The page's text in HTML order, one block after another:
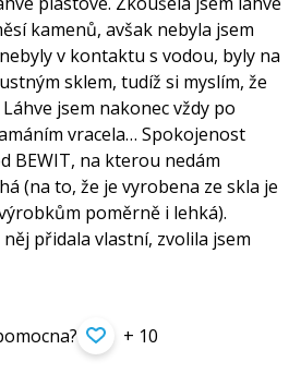
kamenů, avšak nebyla jsem
v kontaktu s vodou, byly na
sklem, tudíž si myslím, že
jsem nakonec vždy po
vracela… Spokojenost
BEWIT, na kterou nedám
(na to, že je vyrobena ze skla je
poměrně i lehká).
přidala vlastní, zvolila jsem
+ 10